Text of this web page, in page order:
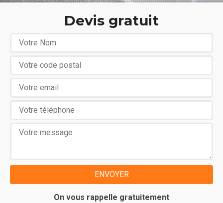
Devis gratuit
On vous rappelle gratuitement